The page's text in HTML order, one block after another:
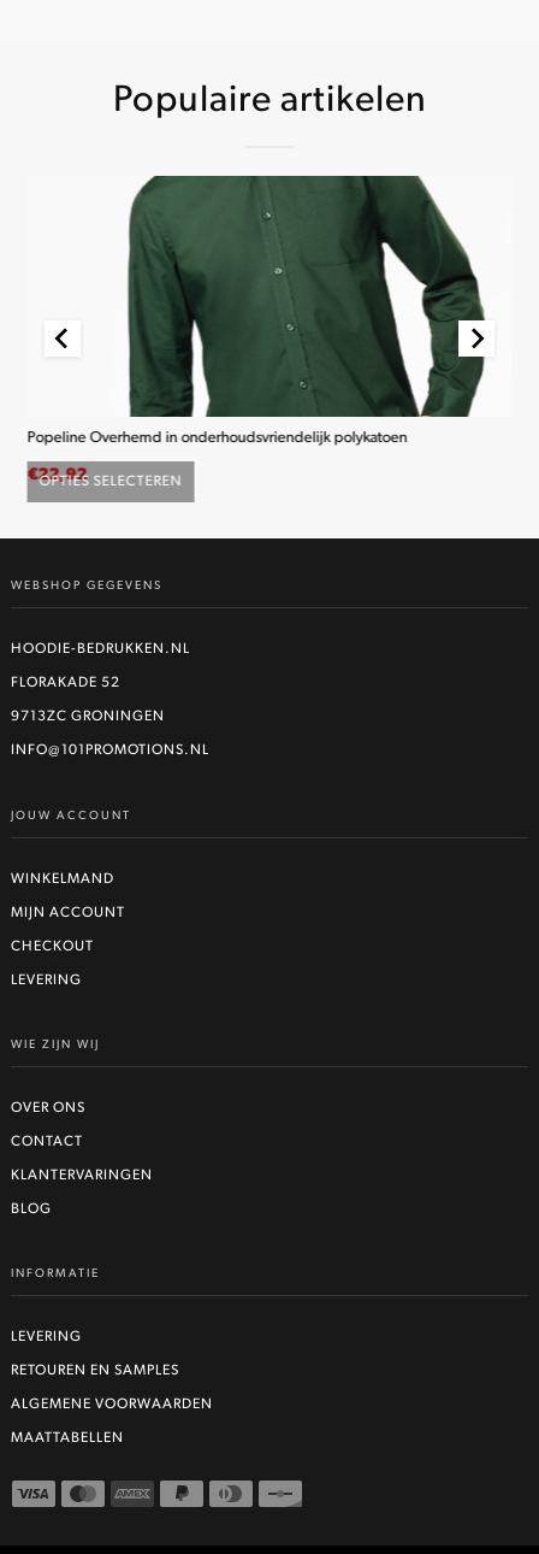
Populaire artikelen
OPTIES SELECTEREN
product
meerdere
Deze
optie
gekozen
worden
Popeline Overhemd in onderhoudsvriendelijk polykatoen
€22,92
WEBSHOP GEGEVENS
HOODIE-BEDRUKKEN.NL
FLORAKADE 52
9713ZC GRONINGEN
INFO@101PROMOTIONS.NL
JOUW ACCOUNT
WINKELMAND
MIJN ACCOUNT
CHECKOUT
LEVERING
WIE ZIJN WIJ
OVER ONS
CONTACT
KLANTERVARINGEN
BLOG
INFORMATIE
LEVERING
RETOUREN EN SAMPLES
ALGEMENE VOORWAARDEN
MAATTABELLEN